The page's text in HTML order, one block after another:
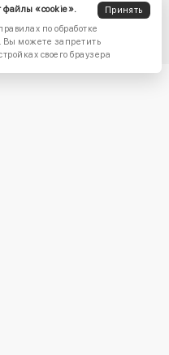
файлы «cookie».
Принять
по обработке
. Вы можете запретить
своего браузера